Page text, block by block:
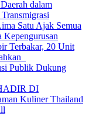
dalam
Satu Ajak Semua
Kepengurusan
Terbakar, 20 Unit
Publik Dukung
DI
Kuliner Thailand